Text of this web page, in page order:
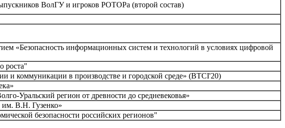
ВолГУ и игроков РОТОРа (второй состав)
«Безопасность информационных систем и технологий в условиях цифровой
роста"
и коммуникации в производстве и городской среде» (BTCI'20)
Уральский регион от древности до средневековья»
им. В.Н. Гузенко»
безопасности российских регионов"